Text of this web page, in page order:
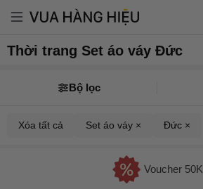
Thời trang Set áo váy Đức
Bộ lọc
Xóa tất cả Set áo váy × Đức ×
Voucher 50K